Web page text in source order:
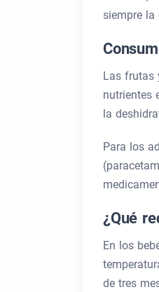
siempre
Las frutas
nutrientes
la
Para los
¿Qué
En los
de tres